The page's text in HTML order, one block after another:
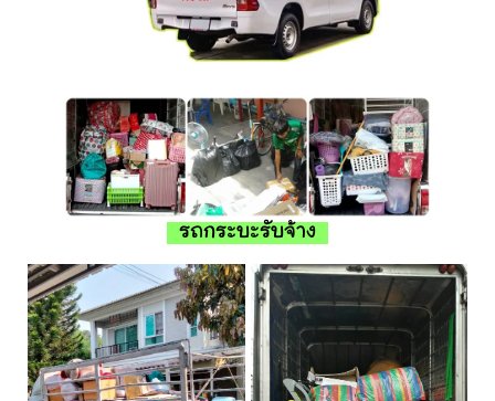
รถกระบะรับจ้าง